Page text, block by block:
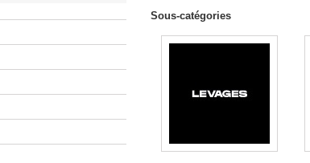
Sous-catégories